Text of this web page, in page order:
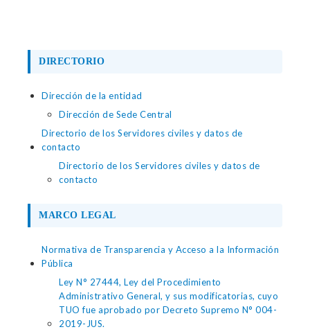
DIRECTORIO
Dirección de la entidad
Dirección de Sede Central
Directorio de los Servidores civiles y datos de
contacto
Directorio de los Servidores civiles y datos de
contacto
MARCO LEGAL
Normativa de Transparencia y Acceso a la Información
Pública
Ley N° 27444, Ley del Procedimiento
Administrativo General, y sus modificatorias, cuyo
TUO fue aprobado por Decreto Supremo N° 004-
2019-JUS.